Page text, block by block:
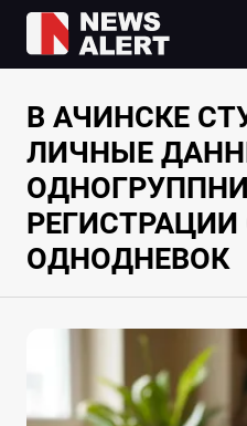
В АЧИНСКЕ
ЛИЧНЫЕ
ОДНОДНЕВОК